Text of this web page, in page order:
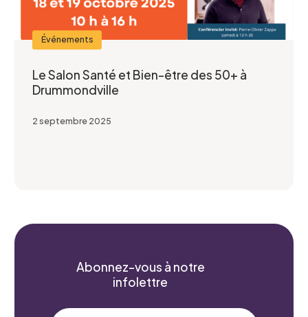
Événements
Le Salon Santé et Bien-être des 50+ à
Drummondville
2 septembre 2025
Abonnez-vous à notre
infolettre
Je confirme l’exactitude de mes informations,
et j’accepte
la Politique de confidentialité du CCEG.